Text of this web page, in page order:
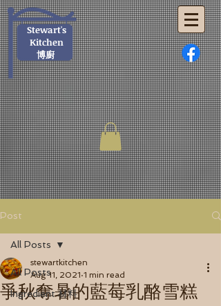
Stewart's
Kitchen
博廚
Post
All Posts
Ingredient 材料
All Posts
爭秋奪暑的藍莓乳酪雪糕
stewartkitchen
Aug 11, 2021 1 min read